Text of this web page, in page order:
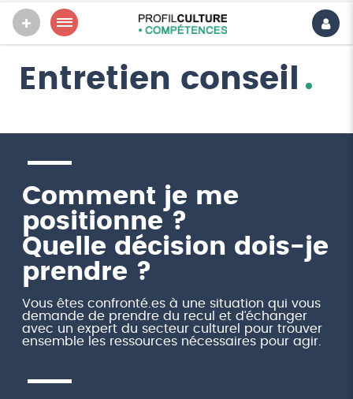
Entretien conseil
Comment je me
positionne ?
Quelle décision dois-je
prendre ?
Vous êtes confronté.es à une situation qui vous
demande de prendre du recul et d’échanger
avec un expert du secteur culturel pour trouver
ensemble les ressources nécessaires pour agir.